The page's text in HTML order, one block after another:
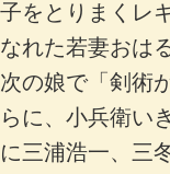
をとりまくレ
れた若妻おは
の娘で「剣術
に、小兵衛い
三浦浩一、三